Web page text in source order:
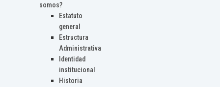
somos?
Estatuto
general
Estructura
Administrativa
Identidad
institucional
Historia